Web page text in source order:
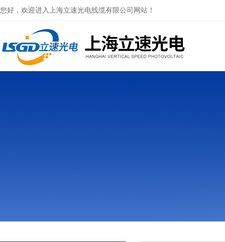
您好，欢迎进入上海立速光电线缆有限公司网站！